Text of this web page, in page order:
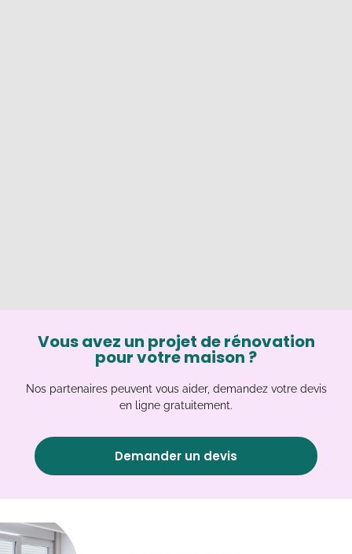
Vous avez un projet de rénovation
pour votre maison ?
Nos partenaires peuvent vous aider, demandez votre devis
en ligne gratuitement.
Demander un devis